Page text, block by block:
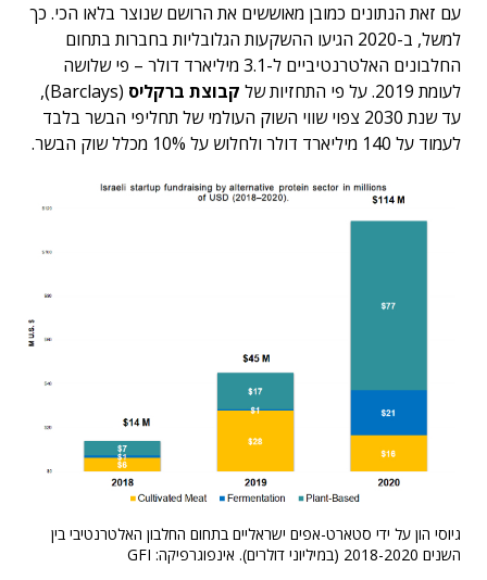
עם זאת הנתונים כמובן מאוששים את הרושם שנוצר בלאו הכי. כך
למשל, ב-2020 הגיעו ההשקעות הגלובליות בחברות בתחום
החלבונים האלטרנטיביים ל-3.1 מיליארד דולר – פי שלושה
לעומת 2019. על פי התחזיות של
קבוצת ברקליס
(Barclays),
עד שנת 2030 צפוי שווי השוק העולמי של תחליפי הבשר בלבד
לעמוד על 140 מיליארד דולר ולחלוש על 10% מכלל שוק הבשר.
גיוסי הון על ידי סטארט-אפים ישראליים בתחום החלבון האלטרנטיבי בין
השנים 2018-2020 (במיליוני דולרים). אינפוגרפיקה: GFI